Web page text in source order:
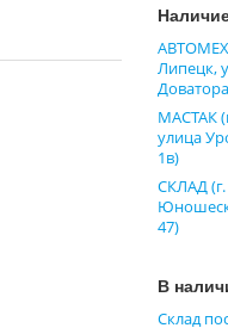
Липецк,
МАСТАК
улица
1в)
СКЛАД
47)
В
Склад